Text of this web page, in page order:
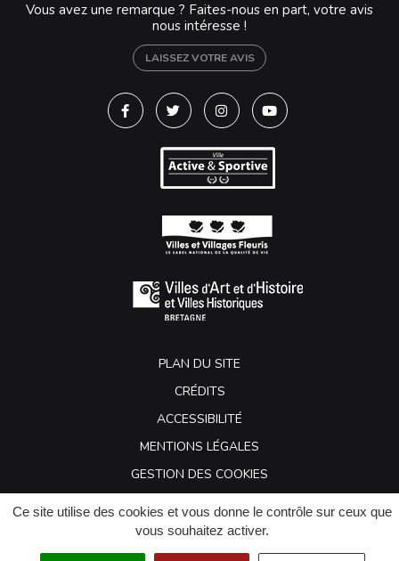
Ce site utilise des cookies et vous donne le contrôle sur ceux que
vous souhaitez activer.
Vous avez une remarque ? Faites-nous en part, votre avis
nous intéresse !
LAISSEZ VOTRE AVIS
Lien vers le compte Facebook
Lien vers le compte Twitter
Lien vers le compte
Lien vers la chaîne
PLAN DU SITE
CRÉDITS
ACCESSIBILITÉ
MENTIONS LÉGALES
GESTION DES COOKIES